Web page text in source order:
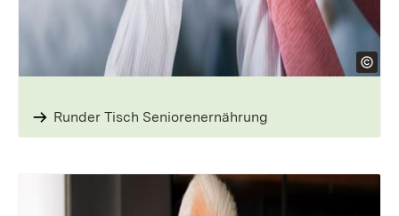
Runder Tisch Seniorenernährung